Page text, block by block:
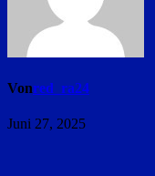
Vonred_ra24
Juni 27, 2025